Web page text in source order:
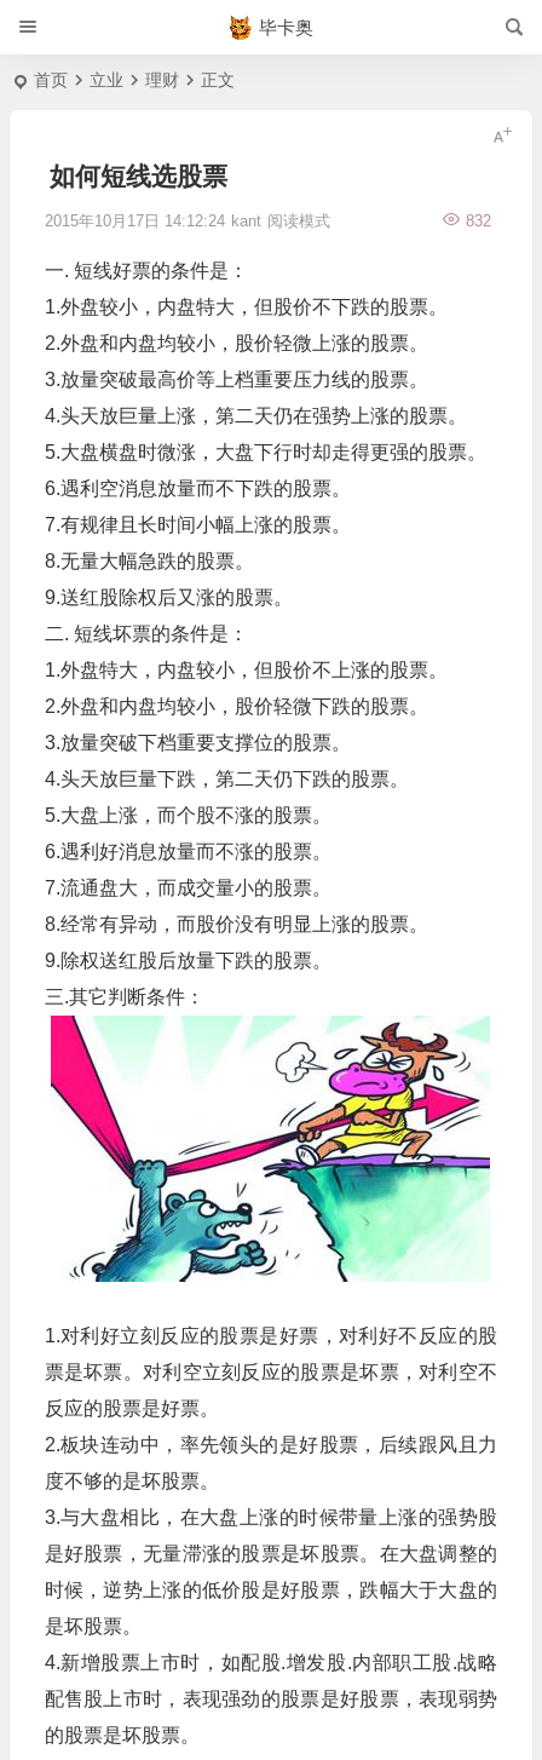
毕卡奥
首页 立业 理财 正文
如何短线选股票
2015年10月17日 14:12:24 kant 832
阅读模式
一. 短线好票的条件是：
1.外盘较小，内盘特大，但股价不下跌的股票。
2.外盘和内盘均较小，股价轻微上涨的股票。
3.放量突破最高价等上档重要压力线的股票。
4.头天放巨量上涨，第二天仍在强势上涨的股票。
5.大盘横盘时微涨，大盘下行时却走得更强的股票。
6.遇利空消息放量而不下跌的股票。
7.有规律且长时间小幅上涨的股票。
8.无量大幅急跌的股票。
9.送红股除权后又涨的股票。
二. 短线坏票的条件是：
1.外盘特大，内盘较小，但股价不上涨的股票。
2.外盘和内盘均较小，股价轻微下跌的股票。
3.放量突破下档重要支撑位的股票。
4.头天放巨量下跌，第二天仍下跌的股票。
5.大盘上涨，而个股不涨的股票。
6.遇利好消息放量而不涨的股票。
7.流通盘大，而成交量小的股票。
8.经常有异动，而股价没有明显上涨的股票。
9.除权送红股后放量下跌的股票。
三.其它判断条件：
1.对利好立刻反应的股票是好票，对利好不反应的股
票是坏票。对利空立刻反应的股票是坏票，对利空不
反应的股票是好票。
2.板块连动中，率先领头的是好股票，后续跟风且力
度不够的是坏股票。
3.与大盘相比，在大盘上涨的时候带量上涨的强势股
是好股票，无量滞涨的股票是坏股票。在大盘调整的
时候，逆势上涨的低价股是好股票，跌幅大于大盘的
是坏股票。
4.新增股票上市时，如配股.增发股.内部职工股.战略
配售股上市时，表现强劲的股票是好股票，表现弱势
的股票是坏股票。